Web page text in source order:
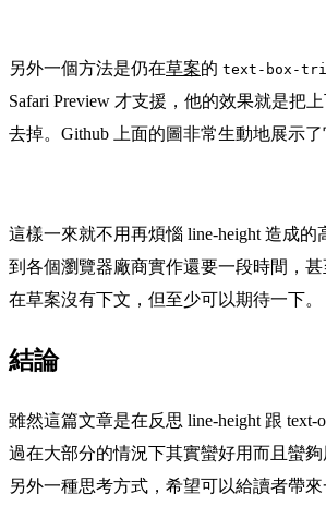
另外一個方法是仍在草案的 text-box-
Safari Preview 才支援，他的效果就是把
去掉。Github 上面的圖非常生動地展示了
這樣一來就不用再煩惱 line-height 造成
到各個瀏覽器廠商實作還要一段時間，
在草案沒有下文，但至少可以期待一下。
結論
雖然這篇文章是在反思 line-height 跟 text-
過在大部分的情況下其實蠻好用而且蠻
另外一種思考方式，希望可以給讀者帶來